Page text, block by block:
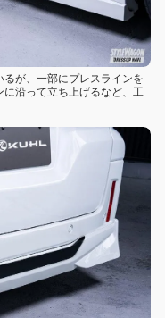
が、一部にプレスラインを
沿って立ち上げるなど、工